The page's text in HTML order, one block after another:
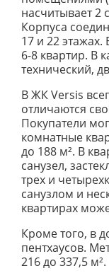
насчитывает 2
Корпуса
17 и 22
6-8 квартир. В
технический,
В ЖК Versis
отличаются
Покупатели
комнатные
до 188 м². В
санузел,
трех и
санузлом и
квартирах
Кроме того, в
пентхаусов.
216 до 337,5 м².